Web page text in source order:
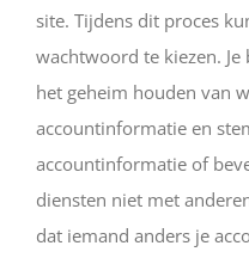
site. Tijdens dit proces
wachtwoord te kiezen.
het geheim houden van
accountinformatie en
accountinformatie of
diensten niet met
dat iemand anders je